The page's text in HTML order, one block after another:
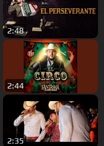
2:48
2:44
2:35